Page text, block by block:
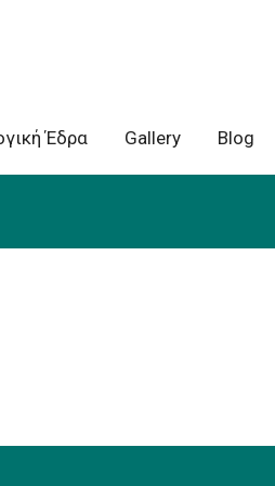
Έδρα Gallery Blog